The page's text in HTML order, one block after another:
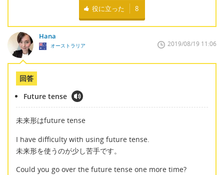
役に立った 8
Hana
オーストラリア 2019/08/19 11:06
回答
Future tense
未来形はfuture tense
I have difficulty with using future tense.
未来形を使うのが少し苦手です。
Could you go over the future tense one more time?